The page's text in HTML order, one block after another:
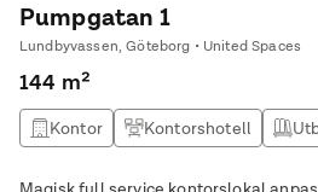
Pumpgatan 1
Lundbyvassen, Göteborg • United Spaces
144 m²
Kontor Kontorshotell